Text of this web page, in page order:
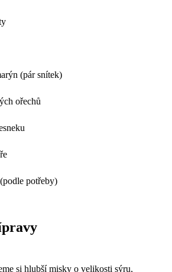
(pár snítek)
ořechů
potřeby)
si hlubší misky o velikosti sýru,